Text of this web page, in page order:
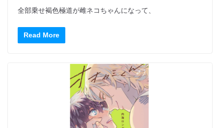
全部乗せ褐色極道が雌ネコちゃんになって、
Read More